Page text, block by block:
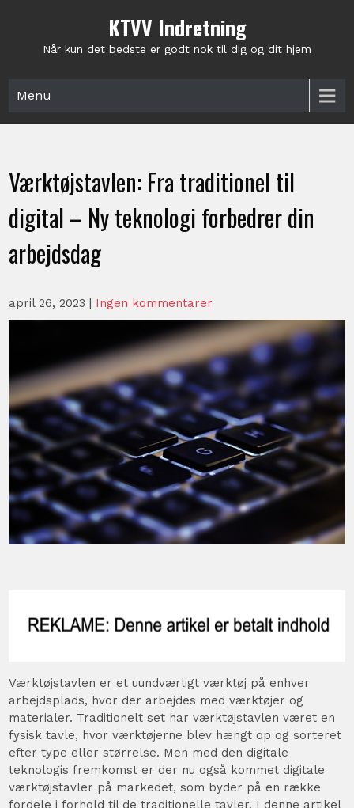
KTVV Indretning
Når kun det bedste er godt nok til dig og dit hjem
Menu
Værktøjstavlen: Fra traditionel til
digital – Ny teknologi forbedrer din
arbejdsdag
april 26, 2023 | Ingen kommentarer
Værktøjstavlen er et uundværligt værktøj på enhver
arbejdsplads, hvor der arbejdes med værktøjer og
materialer. Traditionelt set har værktøjstavlen været en
fysisk tavle, hvor værktøjerne blev hængt op og sorteret
efter type eller størrelse. Men med den digitale
teknologis fremkomst er der nu også kommet digitale
værktøjstavler på markedet, som byder på en række
fordele i forhold til de traditionelle tavler. I denne artikel